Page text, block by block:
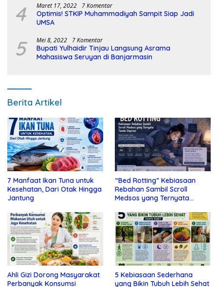
4 Maret 17, 2022 7 Komentar
Optimis! STKIP Muhammadiyah Sampit Siap Jadi
UMSA
5 Mei 8, 2022 7 Komentar
Bupati Yulhaidir Tinjau Langsung Asrama
Mahasiswa Seruyan di Banjarmasin
Berita Artikel
7 Manfaat Ikan Tuna untuk
Kesehatan, Dari Otak Hingga
Jantung
“Bed Rotting” Kebiasaan
Rebahan Sambil Scroll
Medsos yang Ternyata
Ahli Gizi Dorong Masyarakat
Perbanyak Konsumsi
5 Kebiasaan Sederhana
yang Bikin Tubuh Lebih Sehat